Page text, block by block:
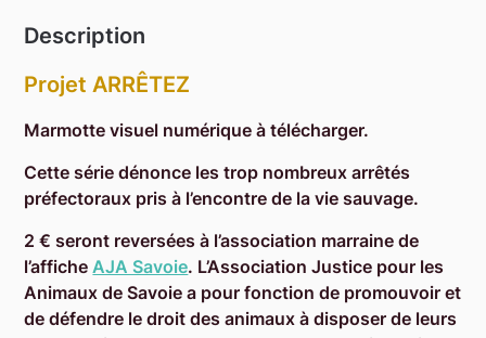
Description
Projet ARRÊTEZ
Marmotte visuel numérique à télécharger.
Cette série dénonce les trop nombreux arrêtés
préfectoraux pris à l’encontre de la vie sauvage.
2 € seront reversées à l’association marraine de
l’afficheAJA Savoie. L’Association Justice pour les
Animaux de Savoie a pour fonction de promouvoir et
de défendre le droit des animaux à disposer de leurs